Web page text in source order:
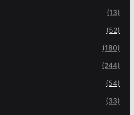
(13)
(52)
(180)
(244)
(54)
(33)